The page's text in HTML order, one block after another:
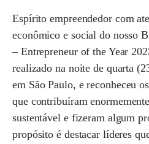
Espírito empreendedor com
econômico e social do nosso
– Entrepreneur of the Year
realizado na noite de quarta
em São Paulo, e reconheceu
que contribuíram
sustentável e fizeram algum
propósito é destacar líderes